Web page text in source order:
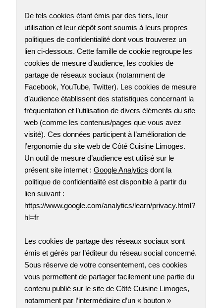
De tels cookies étant émis par des tiers, leur
utilisation et leur dépôt sont soumis à leurs propres
politiques de confidentialité dont vous trouverez un
lien ci-dessous. Cette famille de cookie regroupe les
cookies de mesure d’audience, les cookies de
partage de réseaux sociaux (notamment de
Facebook, YouTube, Twitter). Les cookies de mesure
d’audience établissent des statistiques concernant la
fréquentation et l’utilisation de divers éléments du site
web (comme les contenus/pages que vous avez
visité). Ces données participent à l’amélioration de
l’ergonomie du site web de Côté Cuisine Limoges.
Un outil de mesure d’audience est utilisé sur le
présent site internet : Google Analytics dont la
politique de confidentialité est disponible à partir du
lien suivant :
https://www.google.com/analytics/learn/privacy.html?
hl=fr
Les cookies de partage des réseaux sociaux sont
émis et gérés par l’éditeur du réseau social concerné.
Sous réserve de votre consentement, ces cookies
vous permettent de partager facilement une partie du
contenu publié sur le site de Côté Cuisine Limoges,
notamment par l’intermédiaire d’un « bouton »